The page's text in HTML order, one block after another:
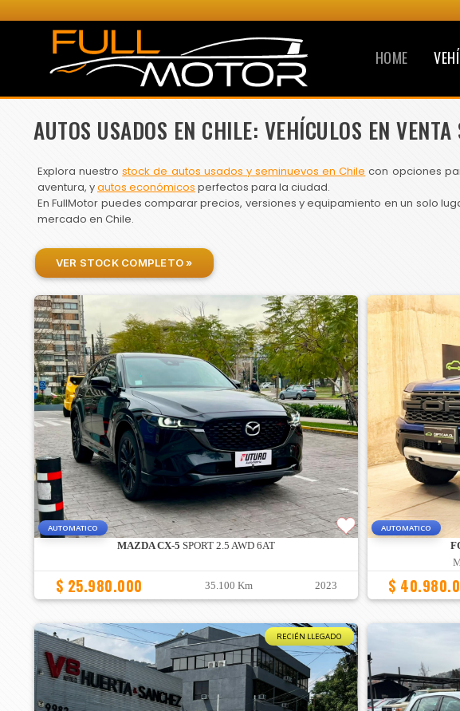
HOME
AUTOS USADOS EN CHILE: VEHÍCULOS EN VENTA
Explora nuestrostock de autos usados y seminuevos en Chile con opciones
aventura, yautos económicos perfectos para la ciudad.
En FullMotor puedes comparar precios, versiones y equipamiento en un solo
mercado en Chile.
VER STOCK COMPLETO »
AUTOMATICO
MAZDA CX-5SPORT 2.5 AWD 6AT
$ 25.980.000 35.100 Km 2023
AUTOMATICO
$
RECIÉN LLEGADO